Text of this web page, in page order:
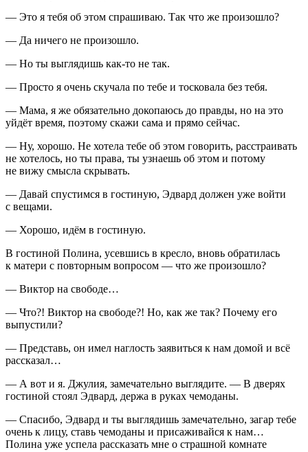
— Это я тебя об этом спрашиваю. Так что же произошло?
— Да ничего не произошло.
— Но ты выглядишь как-то не так.
— Просто я очень скучала по тебе и тосковала без тебя.
— Мама, я же обязательно докопаюсь до правды, но на это
уйдёт время, поэтому скажи сама и прямо сейчас.
— Ну, хорошо. Не хотела тебе об этом говорить, расстраивать
не хотелось, но ты права, ты узнаешь об этом и потому
не вижу смысла скрывать.
— Давай спустимся в гостиную, Эдвард должен уже войти
с вещами.
— Хорошо, идём в гостиную.
В гостиной Полина, усевшись в кресло, вновь обратилась
к матери с повторным вопросом — что же произошло?
— Виктор на свободе…
— Что?! Виктор на свободе?! Но, как же так? Почему его
выпустили?
— Представь, он имел наглость заявиться к нам домой и всё
рассказал…
— А вот и я. Джулия, замечательно выглядите. — В дверях
гостиной стоял Эдвард, держа в руках чемоданы.
— Спасибо, Эдвард и ты выглядишь замечательно, загар тебе
очень к лицу, ставь чемоданы и присаживайся к нам…
Полина уже успела рассказать мне о страшной комнате